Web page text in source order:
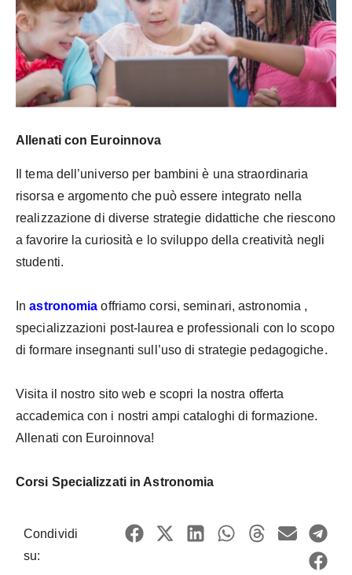
Allenati con Euroinnova
Il tema dell’universo per bambini è una straordinaria
risorsa e argomento che può essere integrato nella
realizzazione di diverse strategie didattiche che riescono
a favorire la curiosità e lo sviluppo della creatività negli
studenti.
Inastronomia offriamo corsi, seminari, astronomia ,
specializzazioni post-laurea e professionali con lo scopo
di formare insegnanti sull’uso di strategie pedagogiche.
Visita il nostro sito web e scopri la nostra offerta
accademica con i nostri ampi cataloghi di formazione.
Allenati con Euroinnova!
Corsi Specializzati in Astronomia
Condividi
su: